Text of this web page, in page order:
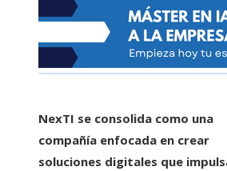
NexTI se consolida como una
compañía enfocada en crear
soluciones digitales que